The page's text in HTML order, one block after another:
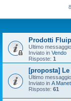
Prodotti
Ultimo
Inviato in Vendo
Risposte: 1
[proposta]
Ultimo
Inviato in A
Risposte: 61